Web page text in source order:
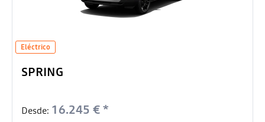
Eléctrico
SPRING
Desde: 16.245 € *